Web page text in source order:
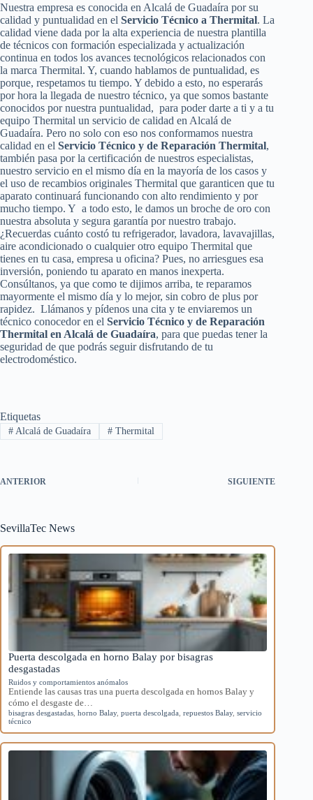
Nuestra empresa es conocida en Alcalá de Guadaíra por su
calidad y puntualidad en el Servicio Técnico a Thermital. La
calidad viene dada por la alta experiencia de nuestra plantilla
de técnicos con formación especializada y actualización
continua en todos los avances tecnológicos relacionados con
la marca Thermital. Y, cuando hablamos de puntualidad, es
porque, respetamos tu tiempo. Y debido a esto, no esperarás
por hora la llegada de nuestro técnico, ya que somos bastante
conocidos por nuestra puntualidad, para poder darte a ti y a tu
equipo Thermital un servicio de calidad en Alcalá de
Guadaíra. Pero no solo con eso nos conformamos nuestra
calidad en el Servicio Técnico y de Reparación Thermital,
también pasa por la certificación de nuestros especialistas,
nuestro servicio en el mismo día en la mayoría de los casos y
el uso de recambios originales Thermital que garanticen que tu
aparato continuará funcionando con alto rendimiento y por
mucho tiempo. Y a todo esto, le damos un broche de oro con
nuestra absoluta y segura garantía por nuestro trabajo.
¿Recuerdas cuánto costó tu refrigerador, lavadora, lavavajillas,
aire acondicionado o cualquier otro equipo Thermital que
tienes en tu casa, empresa u oficina? Pues, no arriesgues esa
inversión, poniendo tu aparato en manos inexperta.
Consúltanos, ya que como te dijimos arriba, te reparamos
mayormente el mismo día y lo mejor, sin cobro de plus por
rapidez. Llámanos y pídenos una cita y te enviaremos un
técnico conocedor en el Servicio Técnico y de Reparación
Thermital en Alcalá de Guadaíra, para que puedas tener la
seguridad de que podrás seguir disfrutando de tu
electrodoméstico.
Etiquetas
#Alcalá de Guadaíra #Thermital
ANTERIOR SIGUIENTE
SevillaTec News
Puerta descolgada en horno Balay por bisagras
desgastadas
Ruidos y comportamientos anómalos
Entiende las causas tras una puerta descolgada en hornos Balay y
cómo el desgaste de…
bisagras desgastadas horno Balay, puerta descolgada repuestos Balay, servicio
técnico